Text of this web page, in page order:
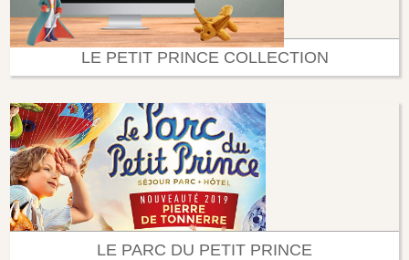
LE PETIT PRINCE COLLECTION
LE PARC DU PETIT PRINCE